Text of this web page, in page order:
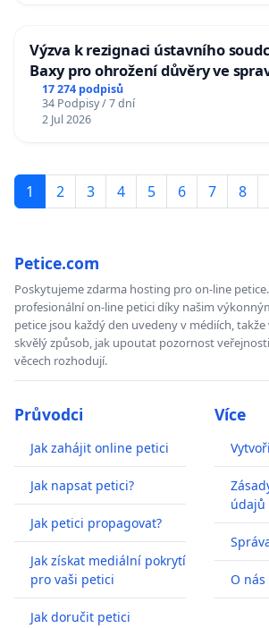
Výzva k rezignaci ústavního
Baxy pro ohrožení důvěry ve
17 274 podpisů
34 Podpisy / 7 dní
2 Jul 2026
1 2 3 4 5 6 7 8
Petice.com
Poskytujeme zdarma hosting pro on-line
profesionální on-line petici díky našim
petice jsou každý den uvedeny v médiích,
skvělý způsob, jak upoutat pozornost
věcech rozhodují.
Průvodci
Jak zahájit online petici
Jak napsat petici?
Jak petici propagovat?
Jak získat mediální pokrytí
pro vaši petici
Jak doručit petici
Více
údajů
O nás